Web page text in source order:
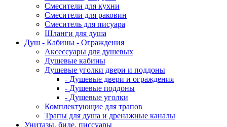
Смесители для кухни
Смесители для раковин
Смеситель для писуара
Шланги для душа
Душ - Кабины - Ограждения
Аксессуары для душевых
Душевые кабины
Душевые уголки двери и поддоны
- Душевые двери и ограждения
- Душевые поддоны
- Душевые уголки
Комплектующие для трапов
Трапы для душа и дренажные каналы
Унитазы, биде, писсуары